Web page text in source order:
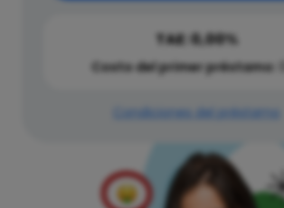
TAE: 0,00%
Costo del primer préstamo:
Condiciones del préstamo